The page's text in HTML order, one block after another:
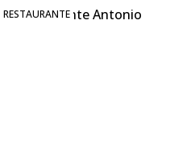
RESTAURANTE